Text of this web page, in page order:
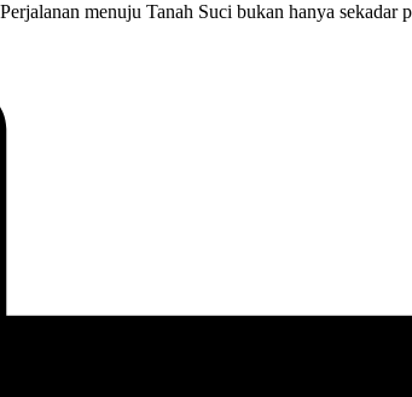
menuju Tanah Suci bukan hanya